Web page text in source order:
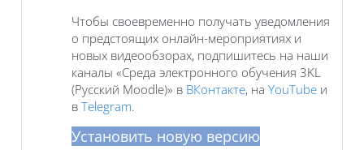
Чтобы своевременно получать уведомления
о предстоящих онлайн-мероприятиях и
новых видеообзорах, подпишитесь на наши
каналы «Среда электронного обучения 3KL
(Русский Moodle)» в ВКонтакте, на YouTube и
в Telegram.
Установить новую версию